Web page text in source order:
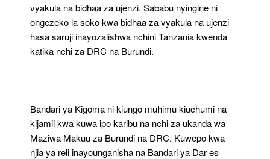
vyakula na bidhaa za ujenzi. Sababu nyingine ni
ongezeko la soko kwa bidhaa za vyakula na ujenzi
hasa saruji inayozalishwa nchini Tanzania kwenda
katika nchi za DRC na Burundi.
Bandari ya Kigoma ni kiungo muhimu kiuchumi na
kijamii kwa kuwa ipo karibu na nchi za ukanda wa
Maziwa Makuu za Burundi na DRC. Kuwepo kwa
njia ya reli inayounganisha na Bandari ya Dar es